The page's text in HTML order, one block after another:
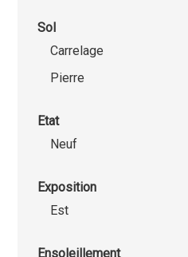
Sol
Carrelage
Pierre
Etat
Neuf
Exposition
Est
Ensoleillement